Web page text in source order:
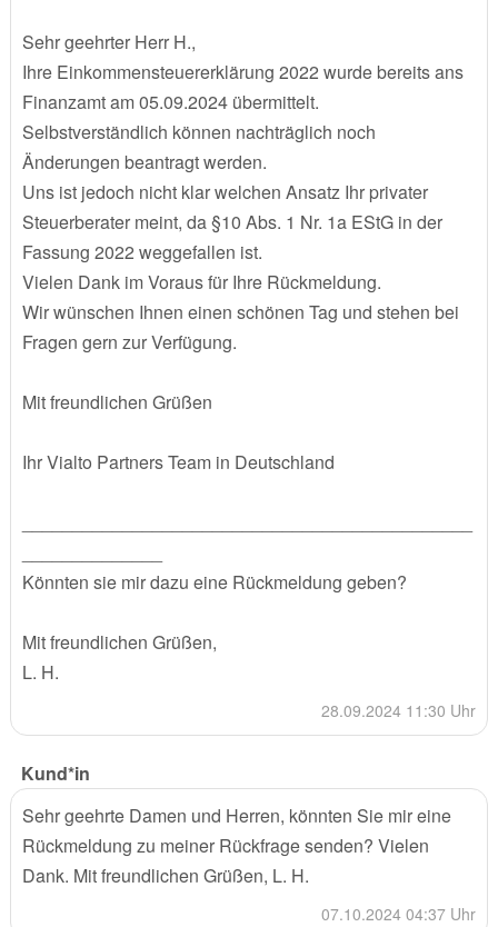
Sehr geehrter Herr H.,
Ihre Einkommensteuererklärung 2022 wurde bereits ans
Finanzamt am 05.09.2024 übermittelt.
Selbstverständlich können nachträglich noch
Änderungen beantragt werden.
Uns ist jedoch nicht klar welchen Ansatz Ihr privater
Steuerberater meint, da §10 Abs. 1 Nr. 1a EStG in der
Fassung 2022 weggefallen ist.
Vielen Dank im Voraus für Ihre Rückmeldung.
Wir wünschen Ihnen einen schönen Tag und stehen bei
Fragen gern zur Verfügung.
Mit freundlichen Grüßen
Ihr Vialto Partners Team in Deutschland
Könnten sie mir dazu eine Rückmeldung geben?
Mit freundlichen Grüßen,
L. H.
28.09.2024 11:30 Uhr
Kund*in
Sehr geehrte Damen und Herren, könnten Sie mir eine
Rückmeldung zu meiner Rückfrage senden? Vielen
Dank. Mit freundlichen Grüßen, L. H.
07.10.2024 04:37 Uhr